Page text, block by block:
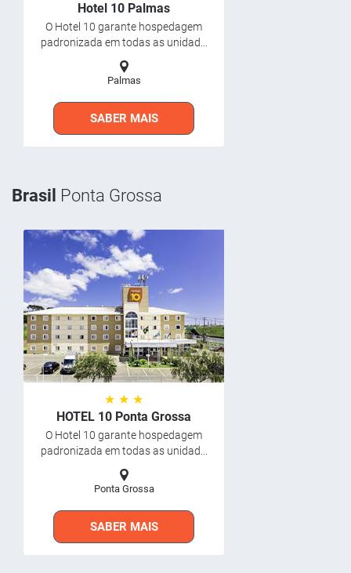
Hotel 10 Palmas
O Hotel 10 garante hospedagem
padronizada em todas as unidad...
Palmas
SABER MAIS
Brasil Ponta Grossa
★ ★ ★
HOTEL 10 Ponta Grossa
O Hotel 10 garante hospedagem
padronizada em todas as unidad...
Ponta Grossa
SABER MAIS